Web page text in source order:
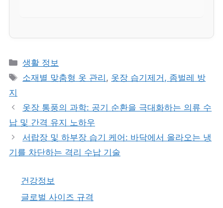
카
테
생활 정보
태
소재별 맞춤형 옷 관리 , 옷장 습기제거, 좀벌레 방
지
옷장 통풍의 과학: 공기 순환을 극대화하는 의류 수
납 및 간격 유지 노하우
서랍장 및 하부장 습기 케어: 바닥에서 올라오는 냉
기를 차단하는 격리 수납 기술
건강정보
글로벌 사이즈 규격